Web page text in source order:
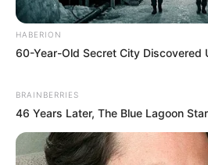
HABERION
60-Year-Old Secret City Discovered
BRAINBERRIES
46 Years Later, The Blue Lagoon